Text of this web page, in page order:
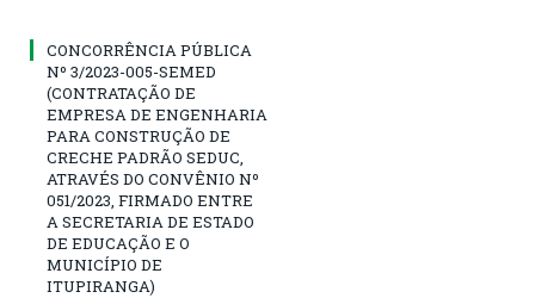
CONCORRÊNCIA PÚBLICA
Nº 3/2023-005-SEMED
(CONTRATAÇÃO DE
EMPRESA DE ENGENHARIA
PARA CONSTRUÇÃO DE
CRECHE PADRÃO SEDUC,
ATRAVÉS DO CONVÊNIO Nº
051/2023, FIRMADO ENTRE
A SECRETARIA DE ESTADO
DE EDUCAÇÃO E O
MUNICÍPIO DE
ITUPIRANGA)